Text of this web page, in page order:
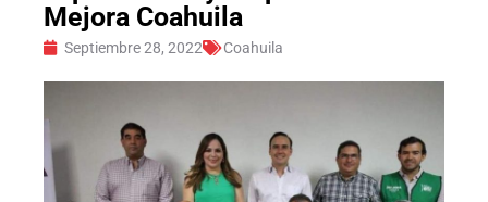
Mejora Coahuila
Septiembre 28, 2022 Coahuila